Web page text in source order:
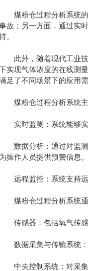
煤粉仓过程分析系统的
故；另一方面，通过实
。
此外，随着现代工业技
实现气体浓度的在线测
足了不同场景下的应用需
煤粉仓过程分析系统主
实时监测：系统能够实
数据分析：通过对监测
为操作人员提供预警信息。
远程监控：系统支持远
煤粉仓过程分析系统通
传感器：包括氧气传感
数据采集与传输系统：
中央控制系统：对采集